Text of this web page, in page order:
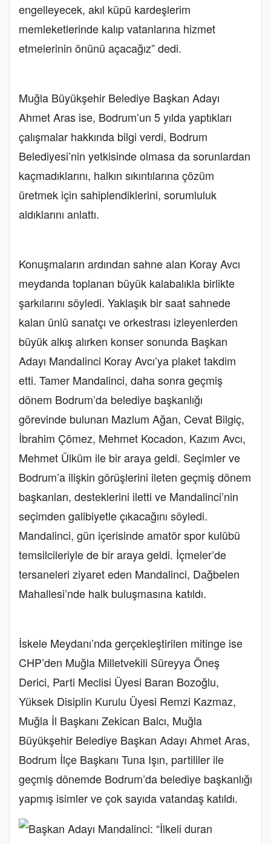
engelleyecek, akıl küpü kardeşlerim
memleketlerinde kalıp vatanlarına hizmet
etmelerinin önünü açacağız” dedi.
Muğla Büyükşehir Belediye Başkan Adayı
Ahmet Aras ise, Bodrum’un 5 yılda yaptıkları
çalışmalar hakkında bilgi verdi, Bodrum
Belediyesi’nin yetkisinde olmasa da sorunlardan
kaçmadıklarını, halkın sıkıntılarına çözüm
üretmek için sahiplendiklerini, sorumluluk
aldıklarını anlattı.
Konuşmaların ardından sahne alan Koray Avcı
meydanda toplanan büyük kalabalıkla birlikte
şarkılarını söyledi. Yaklaşık bir saat sahnede
kalan ünlü sanatçı ve orkestrası izleyenlerden
büyük alkış alırken konser sonunda Başkan
Adayı Mandalinci Koray Avcı’ya plaket takdim
etti. Tamer Mandalinci, daha sonra geçmiş
dönem Bodrum’da belediye başkanlığı
görevinde bulunan Mazlum Ağan, Cevat Bilgiç,
İbrahim Çömez, Mehmet Kocadon, Kazım Avcı,
Mehmet Ülküm ile bir araya geldi. Seçimler ve
Bodrum’a ilişkin görüşlerini ileten geçmiş dönem
başkanları, desteklerini iletti ve Mandalinci’nin
seçimden galibiyetle çıkacağını söyledi.
Mandalinci, gün içerisinde amatör spor kulübü
temsilcileriyle de bir araya geldi. İçmeler’de
tersaneleri ziyaret eden Mandalinci, Dağbelen
Mahallesi’nde halk buluşmasına katıldı.
İskele Meydanı’nda gerçekleştirilen mitinge ise
CHP’den Muğla Milletvekili Süreyya Öneş
Derici, Parti Meclisi Üyesi Baran Bozoğlu,
Yüksek Disiplin Kurulu Üyesi Remzi Kazmaz,
Muğla İl Başkanı Zekican Balcı, Muğla
Büyükşehir Belediye Başkan Adayı Ahmet Aras,
Bodrum İlçe Başkanı Tuna Işın, partililer ile
geçmiş dönemde Bodrum’da belediye başkanlığı
yapmış isimler ve çok sayıda vatandaş katıldı.